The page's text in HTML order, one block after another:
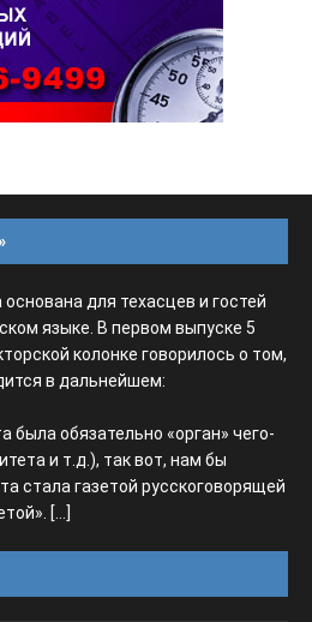
для техасцев и гостей
языке. В первом выпуске 5
колонке говорилось о том,
в дальнейшем:
была обязательно «орган» чего-
и т.д.), так вот, нам бы
стала газетой русскоговорящей
[...]